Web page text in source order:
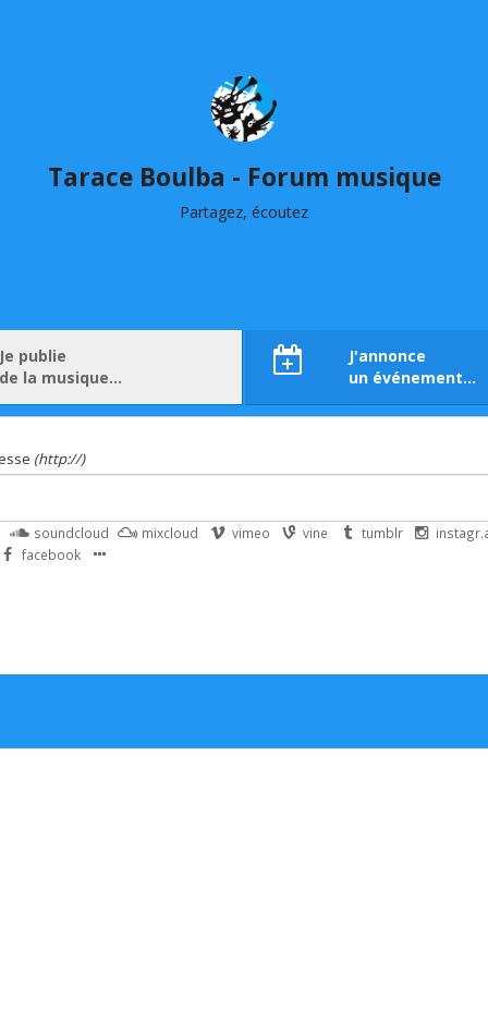
Tarace Boulba - Forum musique
Partagez, écoutez
Je publie
de la musique…
J'annonce
un événement…
(http://)
soundcloud mixcloud vimeo vine tumblr
facebook